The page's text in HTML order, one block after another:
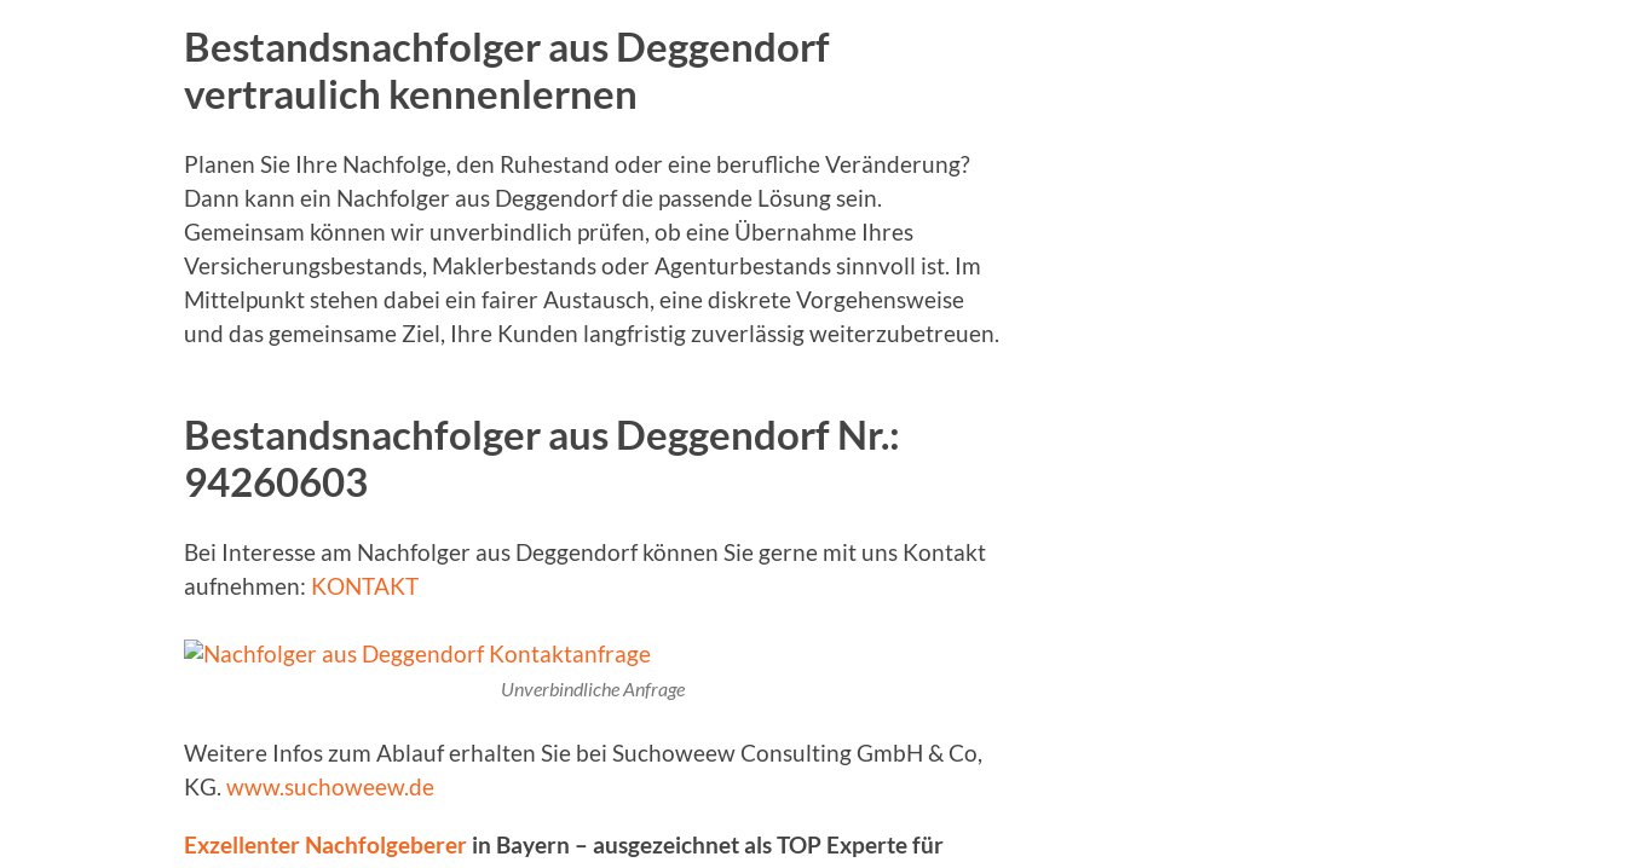
Bestandsnachfolger aus Deggendorf
vertraulich kennenlernen
Planen Sie Ihre Nachfolge, den Ruhestand oder eine berufliche Veränderung?
Dann kann ein Nachfolger aus Deggendorf die passende Lösung sein.
Gemeinsam können wir unverbindlich prüfen, ob eine Übernahme Ihres
Versicherungsbestands, Maklerbestands oder Agenturbestands sinnvoll ist. Im
Mittelpunkt stehen dabei ein fairer Austausch, eine diskrete Vorgehensweise
und das gemeinsame Ziel, Ihre Kunden langfristig zuverlässig weiterzubetreuen.
Bestandsnachfolger aus Deggendorf Nr.:
94260603
Bei Interesse am Nachfolger aus Deggendorf können Sie gerne mit uns Kontakt
aufnehmen: KONTAKT
Unverbindliche Anfrage
Weitere Infos zum Ablauf erhalten Sie bei Suchoweew Consulting GmbH & Co,
KG. www.suchoweew.de
Exzellenter Nachfolgeberer in Bayern – ausgezeichnet als TOP Experte für